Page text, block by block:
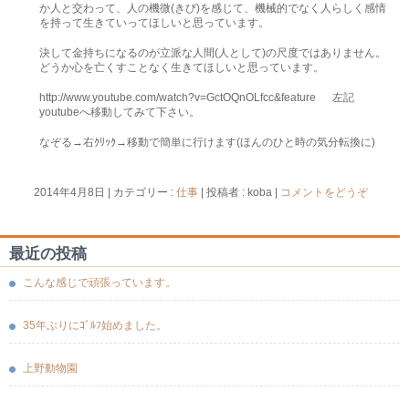
か人と交わって、人の機微(きび)を感じて、機械的でなく人らしく感情
を持って生きていってほしいと思っています。
決して金持ちになるのが立派な人間(人として)の尺度ではありません。
どうか心を亡くすことなく生きてほしいと思っています。
http://www.youtube.com/watch?v=GctOQnOLfcc&feature 左記
youtubeへ移動してみて下さい。
なぞる→右ｸﾘｯｸ→移動で簡単に行けます(ほんのひと時の気分転換に)
2014年4月8日 カテゴリー :仕事 |投稿者 : koba コメントをどうぞ
最近の投稿
こんな感じで頑張っています。
35年ぶりにｺﾞﾙﾌ始めました。
上野動物園